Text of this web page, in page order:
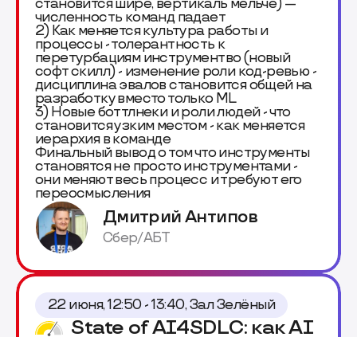
становится шире, вертикаль мельче) —
численность команд падает
2) Как меняется культура работы и
процессы - толерантность к
перетурбациям инструментво (новый
софт скилл) - изменение роли код-ревью -
дисциплина эвалов становится общей на
разработку вместо только ML
3) Новые боттлнеки и роли людей - что
становится узким местом - как меняется
иерархия в команде
Финальный вывод о том что инструменты
становятся не просто инструментами -
они меняют весь процесс и требуют его
переосмысления
Дмитрий Антипов
Сбер/АБТ
22 июня, 12:50 - 13:40, Зал Зелёный
State of AI4SDLC: как AI